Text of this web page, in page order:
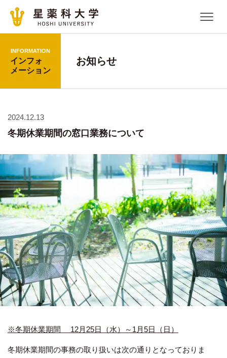
INFORMATION
インフォ
メーション
お知らせ
2024.12.13
冬期休業期間の窓口業務について
※冬期休業期間 12月25日（水）～1月5日（日）
冬期休業期間の事務の取り扱いは次の通りとなっておりま